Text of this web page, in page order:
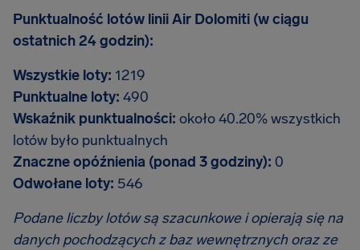
Punktualność lotów linii Air Dolomiti (w ciągu
ostatnich 24 godzin):
Wszystkie loty: 1219
Punktualne loty: 490
Wskaźnik punktualności: około 40.20% wszystkich
lotów było punktualnych
Znaczne opóźnienia (ponad 3 godziny): 0
Odwołane loty: 546
Podane liczby lotów są szacunkowe i opierają się na
danych pochodzących z baz wewnętrznych oraz ze